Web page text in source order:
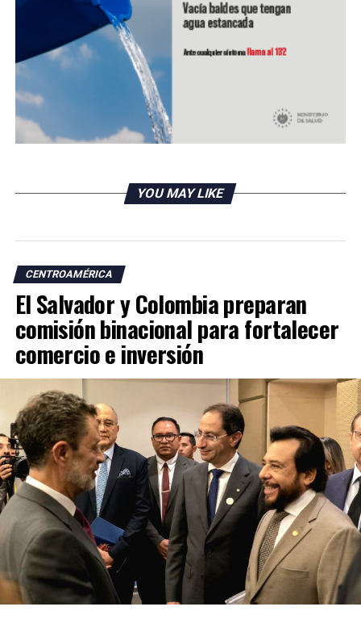
El ministerio de Seguridad y Justicia también informo de
la disminución del 15.5% en los desaparecidos, en el
periodo de junio a diciembre de 2019 comparado con el
mismo periodo de 2018.
UP NEXT
DON'T MISS
Vuelo humanitario trae a salvadoreños procedentes de
YOU MAY LIKE
CENTROAMÉRICA
El Salvador y Colombia preparan
comisión binacional para fortalecer
comercio e inversión